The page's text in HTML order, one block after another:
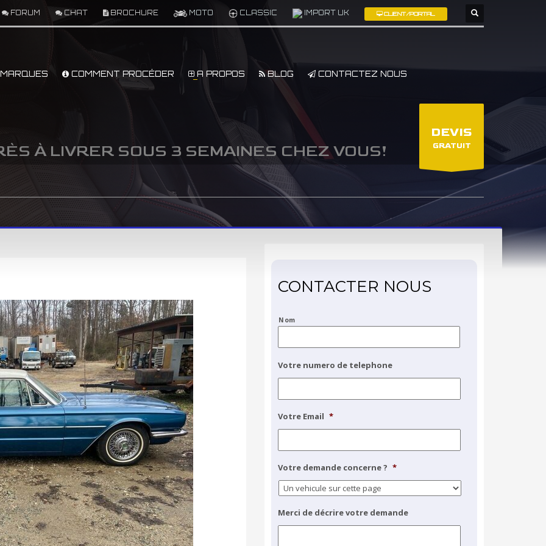
FORUM CHAT BROCHURE MOTO CLASSIC IMPORT UK CLIENT/PORTAL
COMMENT PROCÉDER A PROPOS BLOG CONTACTEZ NOUS
DEVIS
GRATUIT
À LIVRER SOUS 3 SEMAINES CHEZ VOUS!
CONTACTER NOUS
Nom
Votre numero de telephone
Votre Email *
Votre demande concerne ? *
Merci de décrire votre demande